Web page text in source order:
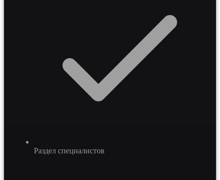
Раздел специалистов